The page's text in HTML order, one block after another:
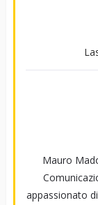
Mauro
appassionato